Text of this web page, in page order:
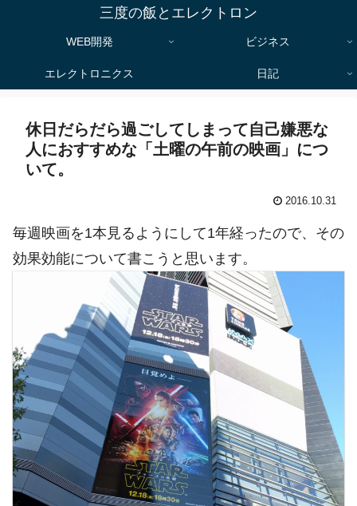
三度の飯とエレクトロン
WEB開発 ビジネス
エレクトロニクス 日記
休日だらだら過ごしてしまって自己嫌悪な
人におすすめな「土曜の午前の映画」につ
いて。
2016.10.31
毎週映画を1本見るようにして1年経ったので、その
効果効能について書こうと思います。